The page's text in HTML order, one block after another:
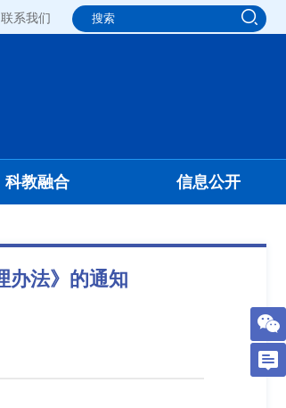
联系我们
科教融合 信息公开
办法》的通知